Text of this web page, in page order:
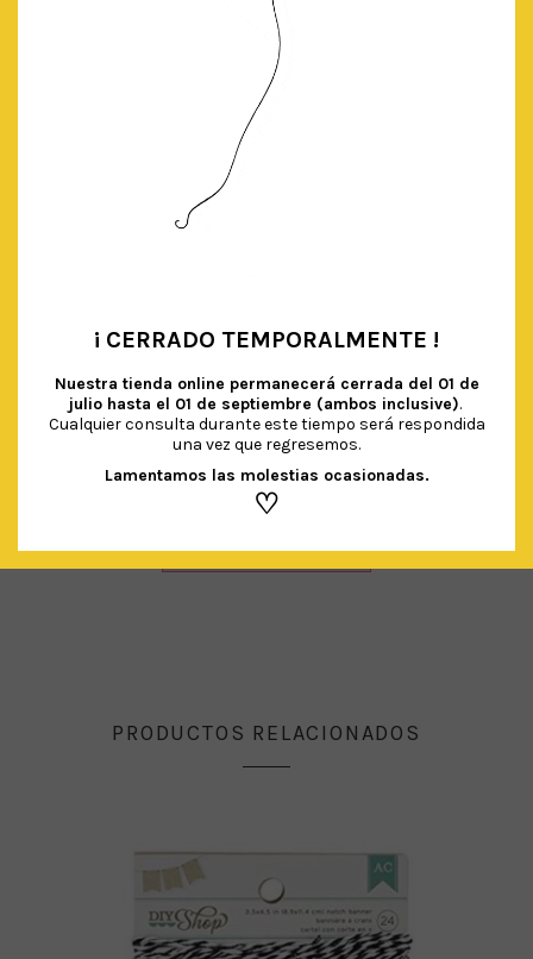
PLATOS RAYAS MULTICOLOR PASTEL
€4.50
AÑADIR AL CARRITO
PRODUCTOS RELACIONADOS
¡ CERRADO TEMPORALMENTE !
Nuestra tienda online permanecerá cerrada del 01 de
julio hasta el 01 de septiembre (ambos inclusive).
Cualquier consulta durante este tiempo será respondida
una vez que regresemos.
Lamentamos las molestias ocasionadas.
♡